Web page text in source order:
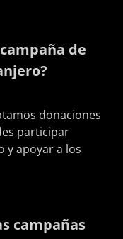
de
donaciones
participar
y apoyar a los
campañas